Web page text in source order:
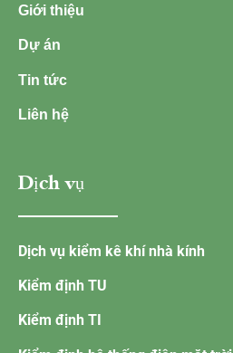
Giới thiệu
Dự án
Tin tức
Liên hệ
Dịch vụ
Dịch vụ kiểm kê khí nhà kính
Kiểm định TU
Kiểm định TI